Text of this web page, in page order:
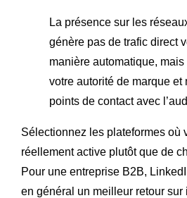
La présence sur les
génère pas de trafic direct
manière automatique,
votre autorité de marque et
points de contact avec
Sélectionnez les plateformes où
réellement active plutôt que de
Pour une entreprise B2B,
en général un meilleur retour